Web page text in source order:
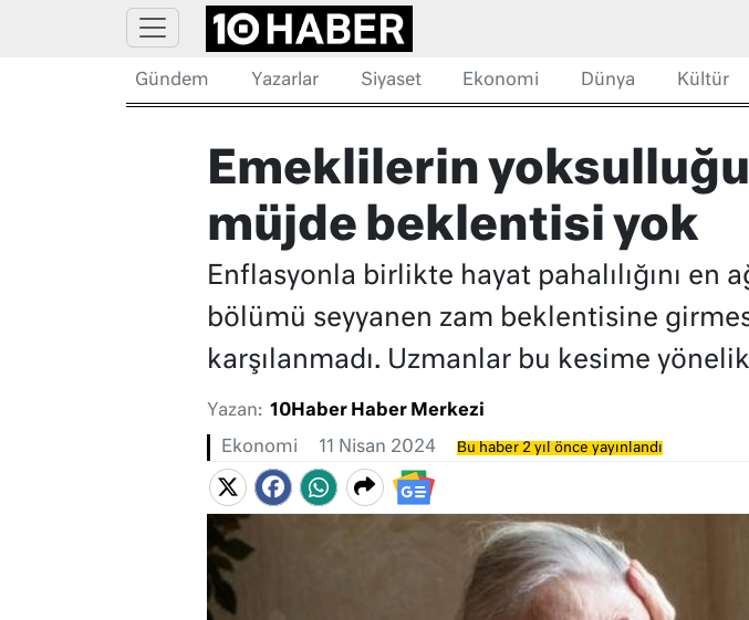
Gündem Yazarlar Siyaset Ekonomi Dünya Kültür
Emeklilerin
müjde beklentisi yok
Enflasyonla birlikte hayat pahalılığını en
bölümü seyyanen zam beklentisine
karşılanmadı. Uzmanlar bu kesime
Yazan: 10Haber Haber Merkezi
Ekonomi 11 Nisan 2024 Bu haber 2 yıl önce yayınlandı